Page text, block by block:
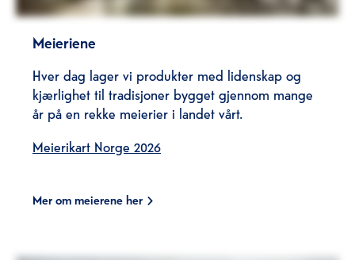
Meieriene
Hver dag lager vi produkter med lidenskap og
kjærlighet til tradisjoner bygget gjennom mange
år på en rekke meierier i landet vårt.
Meierikart Norge 2026
Mer om meierene her